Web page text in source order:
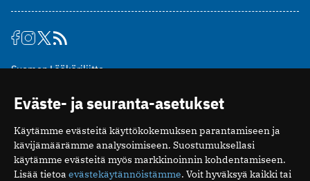
Suomen Lääkäriliitto
00510 Helsinki
puh. (09) 393 091
toimitus@potilaanlaakarilehti.fi
ISSN 2323-9476
Eväste- ja seuranta-asetukset
Käytämme evästeitä käyttökokemuksen parantamiseen ja
kävijämäärämme analysoimiseen. Suostumuksellasi
käytämme evästeitä myös markkinoinnin kohdentamiseen.
Lisää tietoa evästekäytännöistämme. Voit hyväksyä kaikki tai